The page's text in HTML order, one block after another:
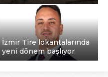
İzmir Tire lokantalarında
yeni dönem başlıyor